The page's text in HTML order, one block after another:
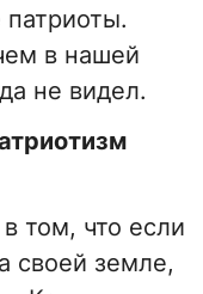
в нашей
не видел.
том, что если
своей земле,